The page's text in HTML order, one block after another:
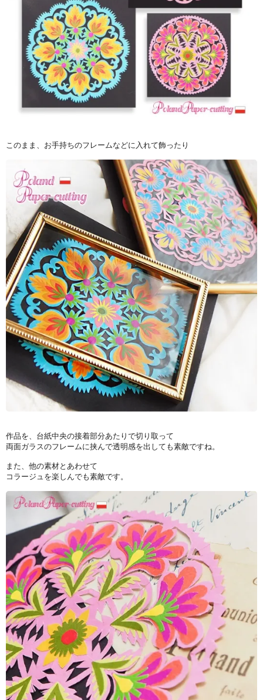
このまま、お手持ちのフレームなどに入れて飾ったり
作品を、台紙中央の接着部分あたりで切り取って
両面ガラスのフレームに挟んで透明感を出しても素敵ですね。
また、他の素材とあわせて
コラージュを楽しんでも素敵です。